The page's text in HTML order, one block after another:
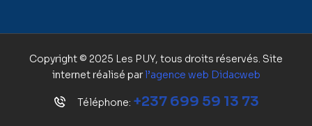
Copyright © 2025 Les PUY, tous droits réservés. Site
internet réalisé parl’agence web Didacweb
Téléphone: +237 699 59 13 73